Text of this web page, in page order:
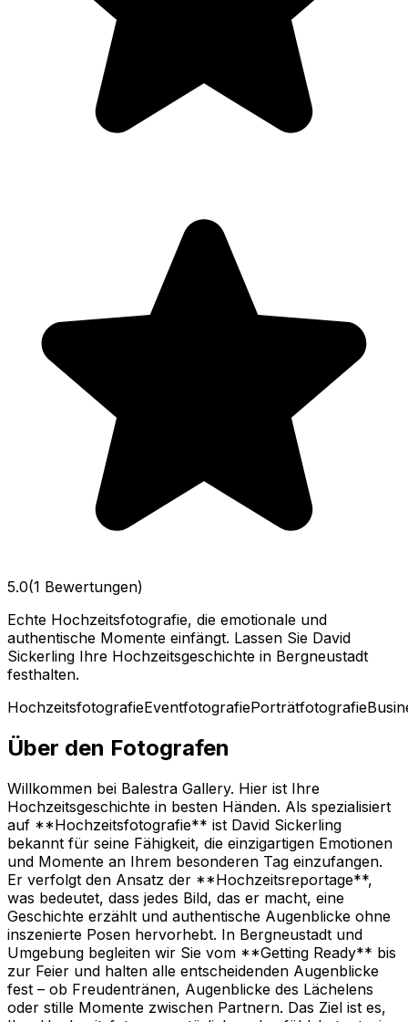
5.0(1 Bewertungen)
Echte Hochzeitsfotografie, die emotionale und
authentische Momente einfängt. Lassen Sie David
Sickerling Ihre Hochzeitsgeschichte in Bergneustadt
festhalten.
HochzeitsfotografieEventfotografiePorträtfotografie
Über den Fotografen
Willkommen bei Balestra Gallery. Hier ist Ihre
Hochzeitsgeschichte in besten Händen. Als spezialisiert
auf **Hochzeitsfotografie** ist David Sickerling
bekannt für seine Fähigkeit, die einzigartigen Emotionen
und Momente an Ihrem besonderen Tag einzufangen.
Er verfolgt den Ansatz der **Hochzeitsreportage**,
was bedeutet, dass jedes Bild, das er macht, eine
Geschichte erzählt und authentische Augenblicke ohne
inszenierte Posen hervorhebt. In Bergneustadt und
Umgebung begleiten wir Sie vom **Getting Ready** bis
zur Feier und halten alle entscheidenden Augenblicke
fest – ob Freudentränen, Augenblicke des Lächelens
oder stille Momente zwischen Partnern. Das Ziel ist es,